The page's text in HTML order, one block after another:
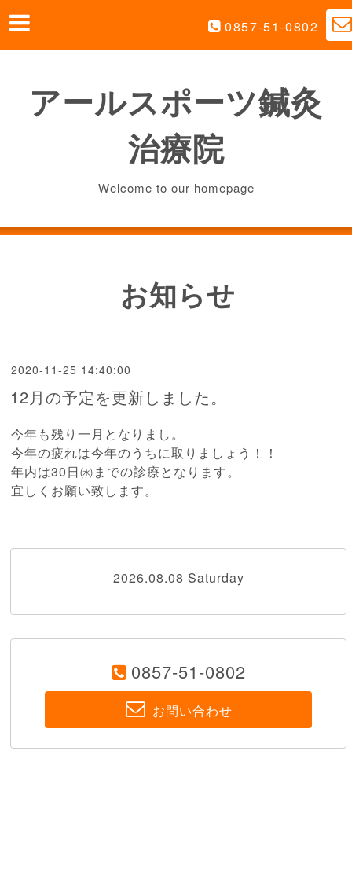
0857-51-0802
アールスポーツ鍼灸
治療院
Welcome to our homepage
お知らせ
2020-11-25 14:40:00
12月の予定を更新しました。
今年も残り一月となりまし。
今年の疲れは今年のうちに取りましょう！！
年内は30日㈬までの診療となります。
宜しくお願い致します。
2026.08.08 Saturday
0857-51-0802
お問い合わせ